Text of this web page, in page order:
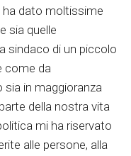
ha dato moltissime
sia quelle
sindaco di un piccolo
come da
sia in maggioranza
della nostra vita
mi ha riservato
alle persone, alla